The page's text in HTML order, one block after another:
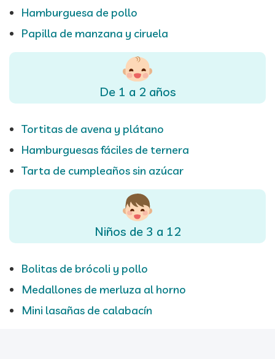
Hamburguesa de pollo
Papilla de manzana y ciruela
De 1 a 2 años
Tortitas de avena y plátano
Hamburguesas fáciles de ternera
Tarta de cumpleaños sin azúcar
Niños de 3 a 12
Bolitas de brócoli y pollo
Medallones de merluza al horno
Mini lasañas de calabacín